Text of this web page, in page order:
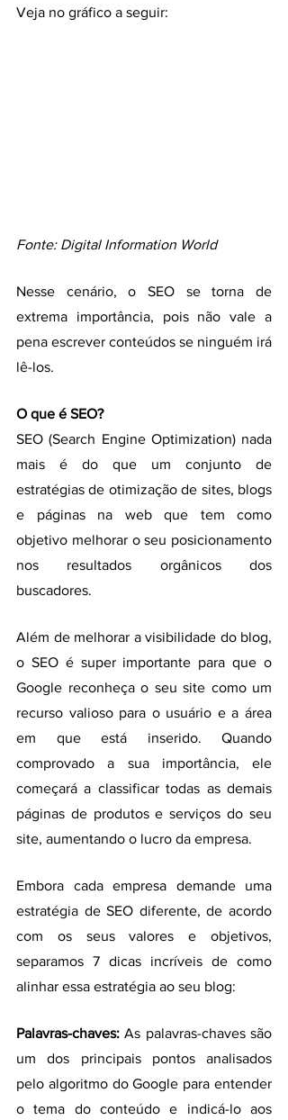
Veja no gráfico a seguir:
Fonte: Digital Information World
Nesse cenário, o SEO se torna de
extrema importância, pois não vale a
pena escrever conteúdos se ninguém irá
lê-los.
O que é SEO?
SEO (Search Engine Optimization) nada
mais é do que um conjunto de
estratégias de otimização de sites, blogs
e páginas na web que tem como
objetivo melhorar o seu posicionamento
nos resultados orgânicos dos
buscadores.
Além de melhorar a visibilidade do blog,
o SEO é super importante para que o
Google reconheça o seu site como um
recurso valioso para o usuário e a área
em que está inserido. Quando
comprovado a sua importância, ele
começará a classificar todas as demais
páginas de produtos e serviços do seu
site, aumentando o lucro da empresa.
Embora cada empresa demande uma
estratégia de SEO diferente, de acordo
com os seus valores e objetivos,
separamos 7 dicas incríveis de como
alinhar essa estratégia ao seu blog:
Palavras-chaves: As palavras-chaves são
um dos principais pontos analisados
pelo algoritmo do Google para entender
o tema do conteúdo e indicá-lo aos